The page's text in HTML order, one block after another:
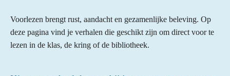
Voorlezen brengt rust, aandacht en gezamenlijke beleving. Op
deze pagina vind je verhalen die geschikt zijn om direct voor te
lezen in de klas, de kring of de bibliotheek.